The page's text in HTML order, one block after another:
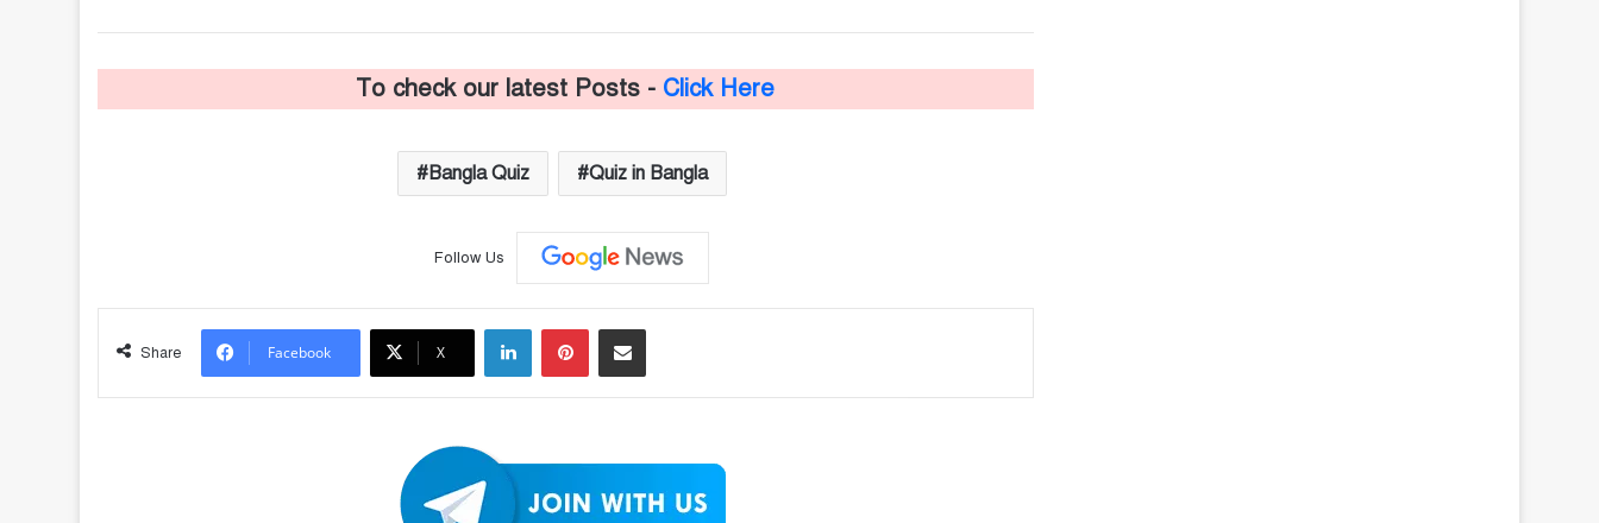
To check our latest Posts - Click Here
Bangla Quiz Quiz in Bangla
Follow Us
Share Facebook X
LinkedInPinterestShare via Email